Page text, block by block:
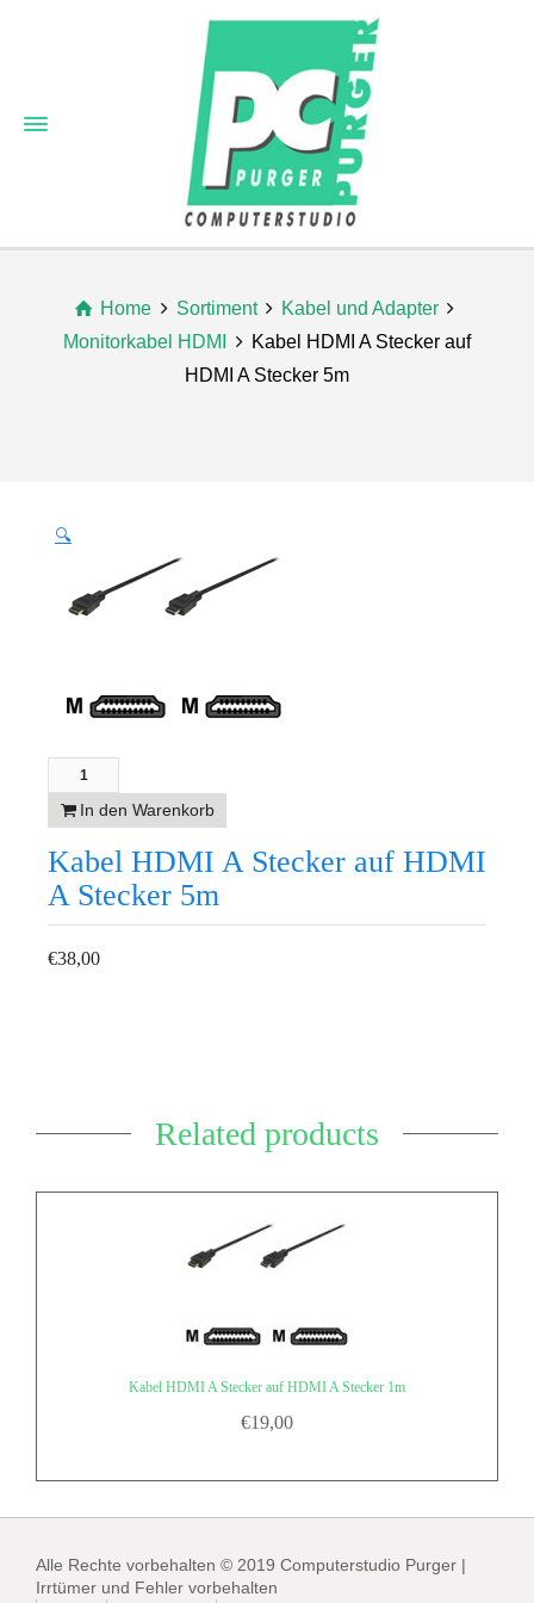
Home Sortiment
Kabel und Adapter
Monitorkabel HDMI
Kabel HDMI A Stecker auf
HDMI A Stecker 5m
🔍
In den Warenkorb
Kabel HDMI A Stecker auf HDMI
A Stecker 5m
€38,00
Related products
Kabel HDMI A Stecker auf HDMI A Stecker 1m
€19,00
Alle Rechte vorbehalten © 2019 Computerstudio Purger |
Irrtümer und Fehler vorbehalten